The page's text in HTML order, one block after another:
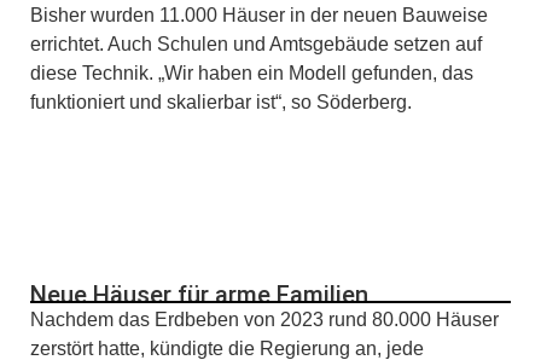
Bisher wurden 11.000 Häuser in der neuen Bauweise
errichtet. Auch Schulen und Amtsgebäude setzen auf
diese Technik. „Wir haben ein Modell gefunden, das
funktioniert und skalierbar ist“, so Söderberg.
Neue Häuser für arme Familien
Nachdem das Erdbeben von 2023 rund 80.000 Häuser
zerstört hatte, kündigte die Regierung an, jede